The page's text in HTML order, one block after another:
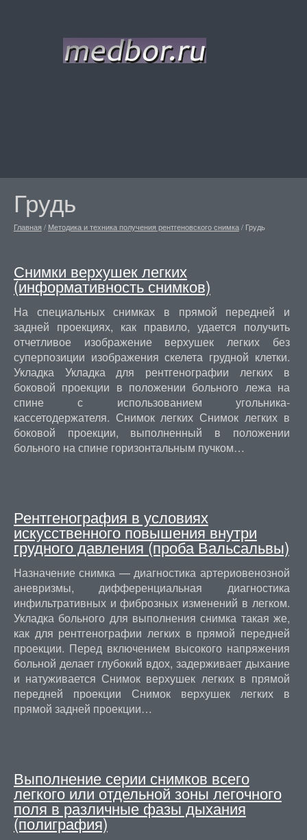
Грудь
Главная / Методика и техника получения рентгеновского снимка/ Грудь
Снимки верхушек легких
(информативность снимков)
На специальных снимках в прямой передней и
задней проекциях, как правило, удается получить
отчетливое изображение верхушек легких без
суперпозиции изображения скелета грудной клетки.
Укладка Укладка для рентгенографии легких в
боковой проекции в положении больного лежа на
спине с использованием угольника-
кассетодержателя. Снимок легких Снимок легких в
боковой проекции, выполненный в положении
больного на спине горизонтальным пучком…
Рентгенография в условиях
искусственного повышения внутри
грудного давления (проба Вальсальвы)
Назначение снимка — диагностика артериовенозной
аневризмы, дифференциальная диагностика
инфильтративных и фиброзных изменений в легком.
Укладка больного для выполнения снимка такая же,
как для рентгенографии легких в прямой передней
проекции. Перед включением высокого напряжения
больной делает глубокий вдох, задерживает дыхание
и натуживается Снимок верхушек легких в прямой
передней проекции Снимок верхушек легких в
прямой задней проекции…
Выполнение серии снимков всего
легкого или отдельной зоны легочного
поля в различные фазы дыхания
(полиграфия)